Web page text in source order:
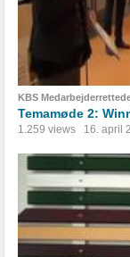
KBS
Temamøde 2:
1.259 views 16. april